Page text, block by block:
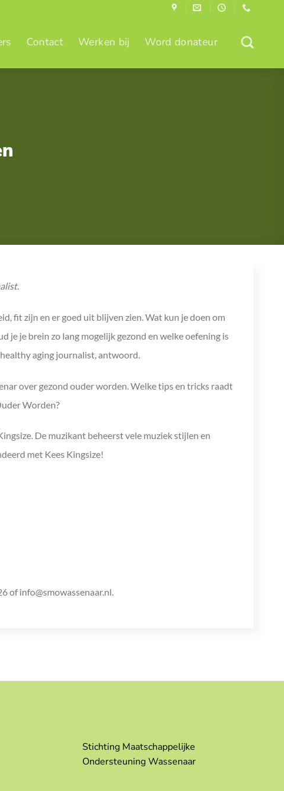
Contact Werken bij Word donateur
fit zijn en er goed uit blijven zien. Wat kun je doen om
je je brein zo lang mogelijk gezond en welke oefening is
aging journalist, antwoord.
over gezond ouder worden. Welke tips en tricks raadt
Worden?
De muzikant beheerst vele muziek stijlen en
met Kees Kingsize!
of info@smowassenaar.nl.
Stichting Maatschappelijke
Ondersteuning Wassenaar